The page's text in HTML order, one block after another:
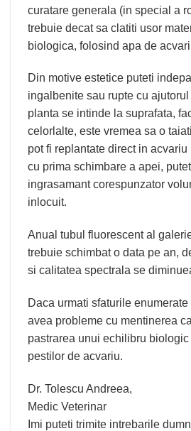
curatare generala (in special a
trebuie decat sa clatiti usor
biologica, folosind apa de
Din motive estetice puteti
ingalbenite sau rupte cu
planta se intinde la suprafata,
celorlalte, este vremea sa o
pot fi replantate direct in acvariu
cu prima schimbare a apei,
ingrasamant corespunzator
inlocuit.
Anual tubul fluorescent al
trebuie schimbat o data pe an,
si calitatea spectrala se
Daca urmati sfaturile
avea probleme cu mentinerea
pastrarea unui echilibru
pestilor de acvariu.
Dr. Tolescu Andreea,
Medic Veterinar
Imi puteti trimite intrebarile